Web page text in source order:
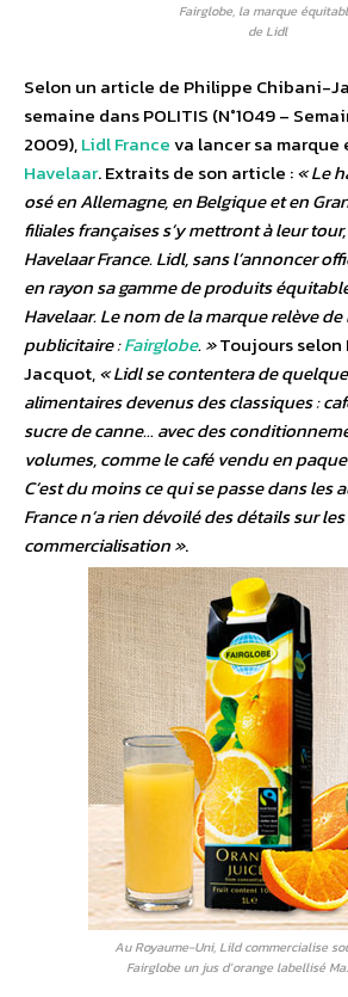
Fairglobe, la marque
de Lidl
Selon un article de Philippe Chibani-
semaine dans POLITIS (N°1049 –
2009),Lidl Franceva lancer sa
Havelaar. Extraits de son article :« Le
osé en Allemagne, en Belgique et en
filiales françaises s’y mettront à leur tour,
Havelaar France. Lidl, sans l’annoncer
en rayon sa gamme de produits
Havelaar. Le nom de la marque relève
publicitaire :Fairglobe. »Toujours
Jacquot,« Lidl se contentera de
alimentaires devenus des classiques :
sucre de canne… avec des
volumes, comme le café vendu en
C’est du moins ce qui se passe dans les
France n’a rien dévoilé des détails sur
commercialisation ».
Au Royaume-Uni, Lild commercialise
Fairglobe un jus d’orange labellisé